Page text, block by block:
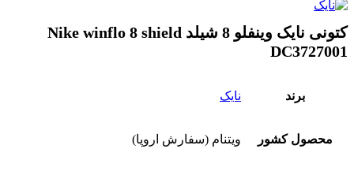
کتونی نایک وینفلو 8 شیلد Nike winflo 8 shield
DC3727001
برند نایک
محصول کشور ویتنام (سفارش اروپا)